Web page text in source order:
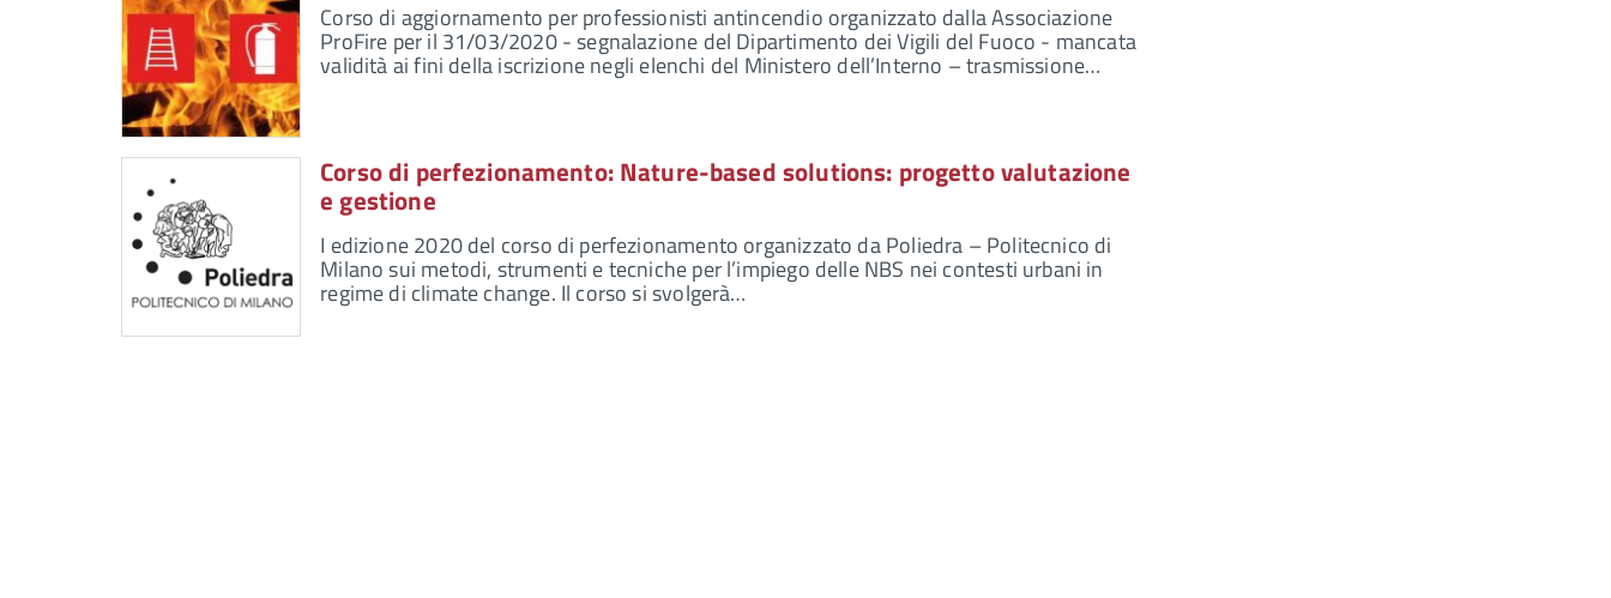
Corso di aggiornamento per professionisti antincendio organizzato dalla Associazione
ProFire per il 31/03/2020 - segnalazione del Dipartimento dei Vigili del Fuoco - mancata
validità ai fini della iscrizione negli elenchi del Ministero dell’Interno – trasmissione…
Corso di perfezionamento: Nature-based solutions: progetto valutazione
e gestione
I edizione 2020 del corso di perfezionamento organizzato da Poliedra – Politecnico di
Milano sui metodi, strumenti e tecniche per l’impiego delle NBS nei contesti urbani in
regime di climate change. Il corso si svolgerà…